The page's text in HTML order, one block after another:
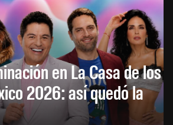
en La Casa de los
2026: así quedó la